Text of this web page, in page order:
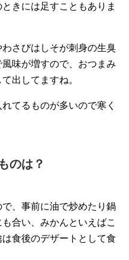
きには足すこともありま
さびはしそが刺身の生臭
味が増すので、おつまみ
出してますね。
てるものが多いので寒く
のは？
、事前に油で炒めたり鍋
合い、みかんといえばこ
食後のデザートとして食